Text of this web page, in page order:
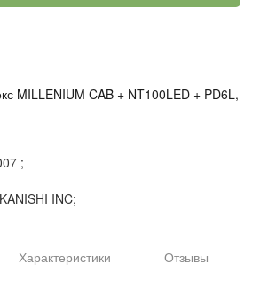
MILLENIUM CAB + NT100LED + PD6L,
;
INC;
Характеристики Отзывы